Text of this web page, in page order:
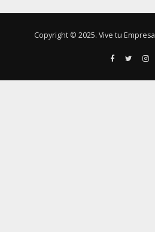
Copyright © 2025. Vive tu Empresa